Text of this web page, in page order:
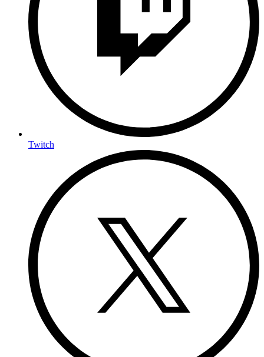
Twitch